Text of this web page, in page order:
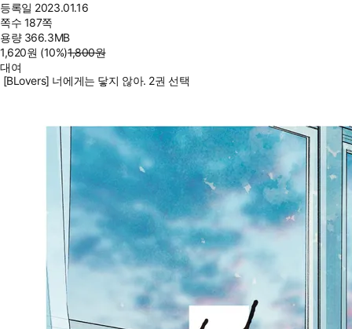
등록일 2023.01.16
쪽수 187쪽
용량 366.3MB
1,620원 (10%)1,800원
대여
[BLovers] 너에게는 닿지 않아. 2권 선택